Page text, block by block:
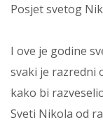
Posjet svetog
I ove je godine
svaki je razredni
kako bi
Sveti Nikola od